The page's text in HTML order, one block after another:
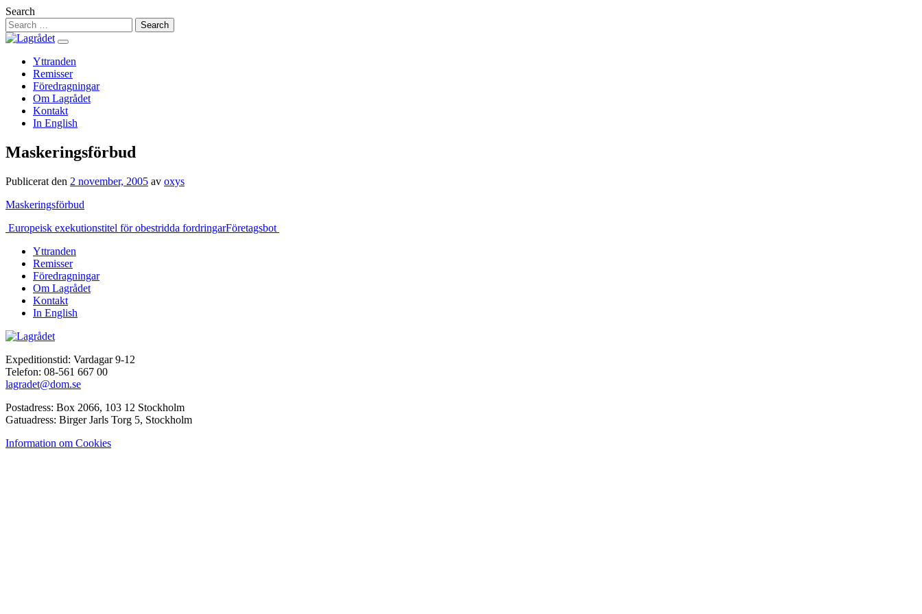
Hoppa
till
innehåll
Search
Yttranden
Remisser
Föredragningar
Om Lagrådet
Kontakt
In English
Maskeringsförbud
Publicerat den 2 november, 2005 av oxys
Maskeringsförbud
Inläggsnavigering
Europeisk exekutionstitel för obestridda fordringarFöretagsbot
Yttranden
Remisser
Föredragningar
Om Lagrådet
Kontakt
In English
Expeditionstid: Vardagar 9-12
Telefon: 08-561 667 00
lagradet@dom.se
Postadress: Box 2066, 103 12 Stockholm
Gatuadress: Birger Jarls Torg 5, Stockholm
Information om Cookies